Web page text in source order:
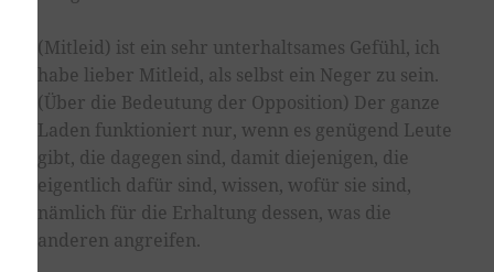
(Mitleid) ist ein sehr unterhaltsames Gefühl, ich
habe lieber Mitleid, als selbst ein Neger zu sein.
(Über die Bedeutung der Opposition) Der ganze
Laden funktioniert nur, wenn es genügend Leute
gibt, die dagegen sind, damit diejenigen, die
eigentlich dafür sind, wissen, wofür sie sind,
nämlich für die Erhaltung dessen, was die
anderen angreifen.